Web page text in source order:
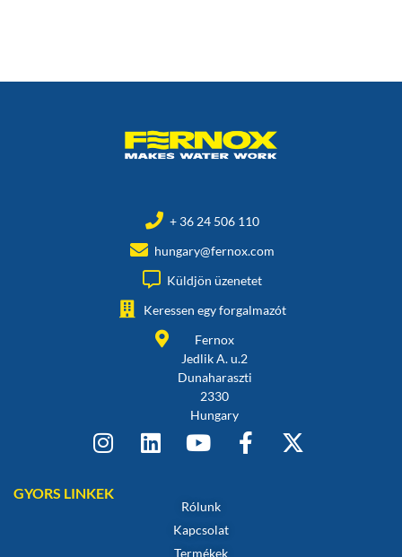
+ 36 24 506 110
hungary@fernox.com
Küldjön üzenetet
Keressen egy forgalmazót
Fernox
Jedlik A. u.2
Dunaharaszti
2330
Hungary
GYORS LINKEK
Rólunk
Kapcsolat
Termékek